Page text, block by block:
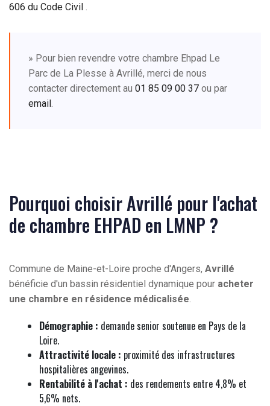
606 du Code Civil
» Pour bien revendre votre chambre Ehpad Le
Parc de La Plesse à Avrillé, merci de nous
contacter directement au 01 85 09 00 37 ou par
email
Pourquoi choisir Avrillé pour l'achat
de chambre EHPAD en LMNP ?
Commune de Maine-et-Loire proche d'Angers, Avrillé
bénéficie d'un bassin résidentiel dynamique pour acheter
une chambre en résidence médicalisée
Démographie : demande senior soutenue en Pays de la
Loire.
Attractivité locale : proximité des infrastructures
hospitalières angevines.
Rentabilité à l'achat : des rendements entre 4,8% et
5,6% nets.